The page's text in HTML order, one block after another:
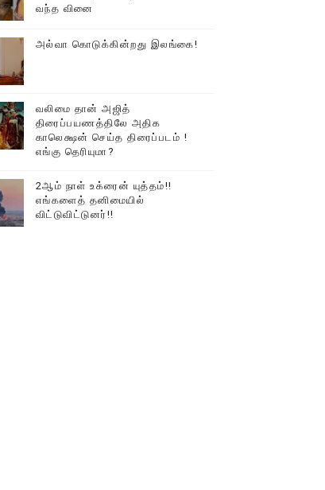
வந்த வினை
அல்வா கொடுக்கின்றது இலங்கை!
வலிமை தான் அஜித்
திரைப்பயணத்திலே அதிக
காலெக்ஷன் செய்த திரைப்படம் !
எங்கு தெரியுமா?
2ஆம் நாள் உக்ரைன் யுத்தம்!!
எங்களைத் தனிமையில்
விட்டுவிட்டுனர்!!